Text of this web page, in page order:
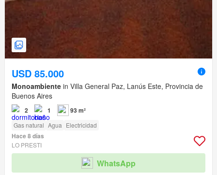
USD 85.000
Monoambiente in Villa General Paz, Lanús Este, Provincia de
Buenos Aires
2 1 93 m²
Gas natural Agua Electricidad
Hace 8 días
LO PRESTI
WhatsApp